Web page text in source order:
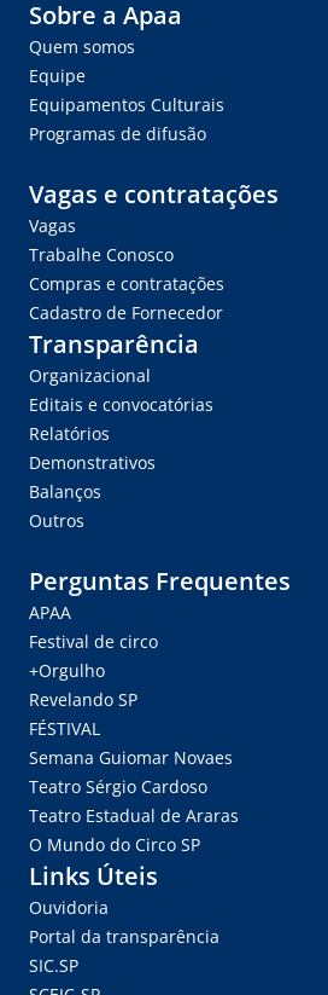
Sobre a Apaa
Quem somos
Equipe
Equipamentos Culturais
Programas de difusão
Vagas e contratações
Vagas
Trabalhe Conosco
Compras e contratações
Cadastro de Fornecedor
Transparência
Organizacional
Editais e convocatórias
Relatórios
Demonstrativos
Balanços
Outros
Perguntas Frequentes
APAA
Festival de circo
+Orgulho
Revelando SP
FÉSTIVAL
Semana Guiomar Novaes
Teatro Sérgio Cardoso
Teatro Estadual de Araras
O Mundo do Circo SP
Links Úteis
Ouvidoria
Portal da transparência
SIC.SP